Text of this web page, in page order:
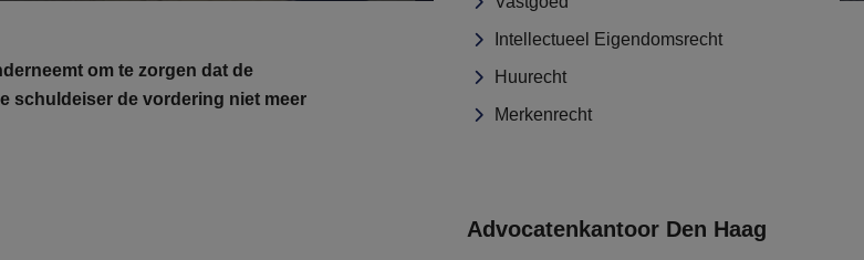
om te zorgen dat de
schuldeiser de vordering niet meer
Intellectueel Eigendomsrecht
Huurecht
Merkenrecht
Advocatenkantoor Den Haag